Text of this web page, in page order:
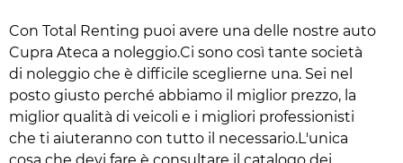
Con Total Renting puoi avere una delle nostre auto
Cupra Ateca a noleggio.Ci sono così tante società
di noleggio che è difficile sceglierne una. Sei nel
posto giusto perché abbiamo il miglior prezzo, la
miglior qualità di veicoli e i migliori professionisti
che ti aiuteranno con tutto il necessario.L'unica